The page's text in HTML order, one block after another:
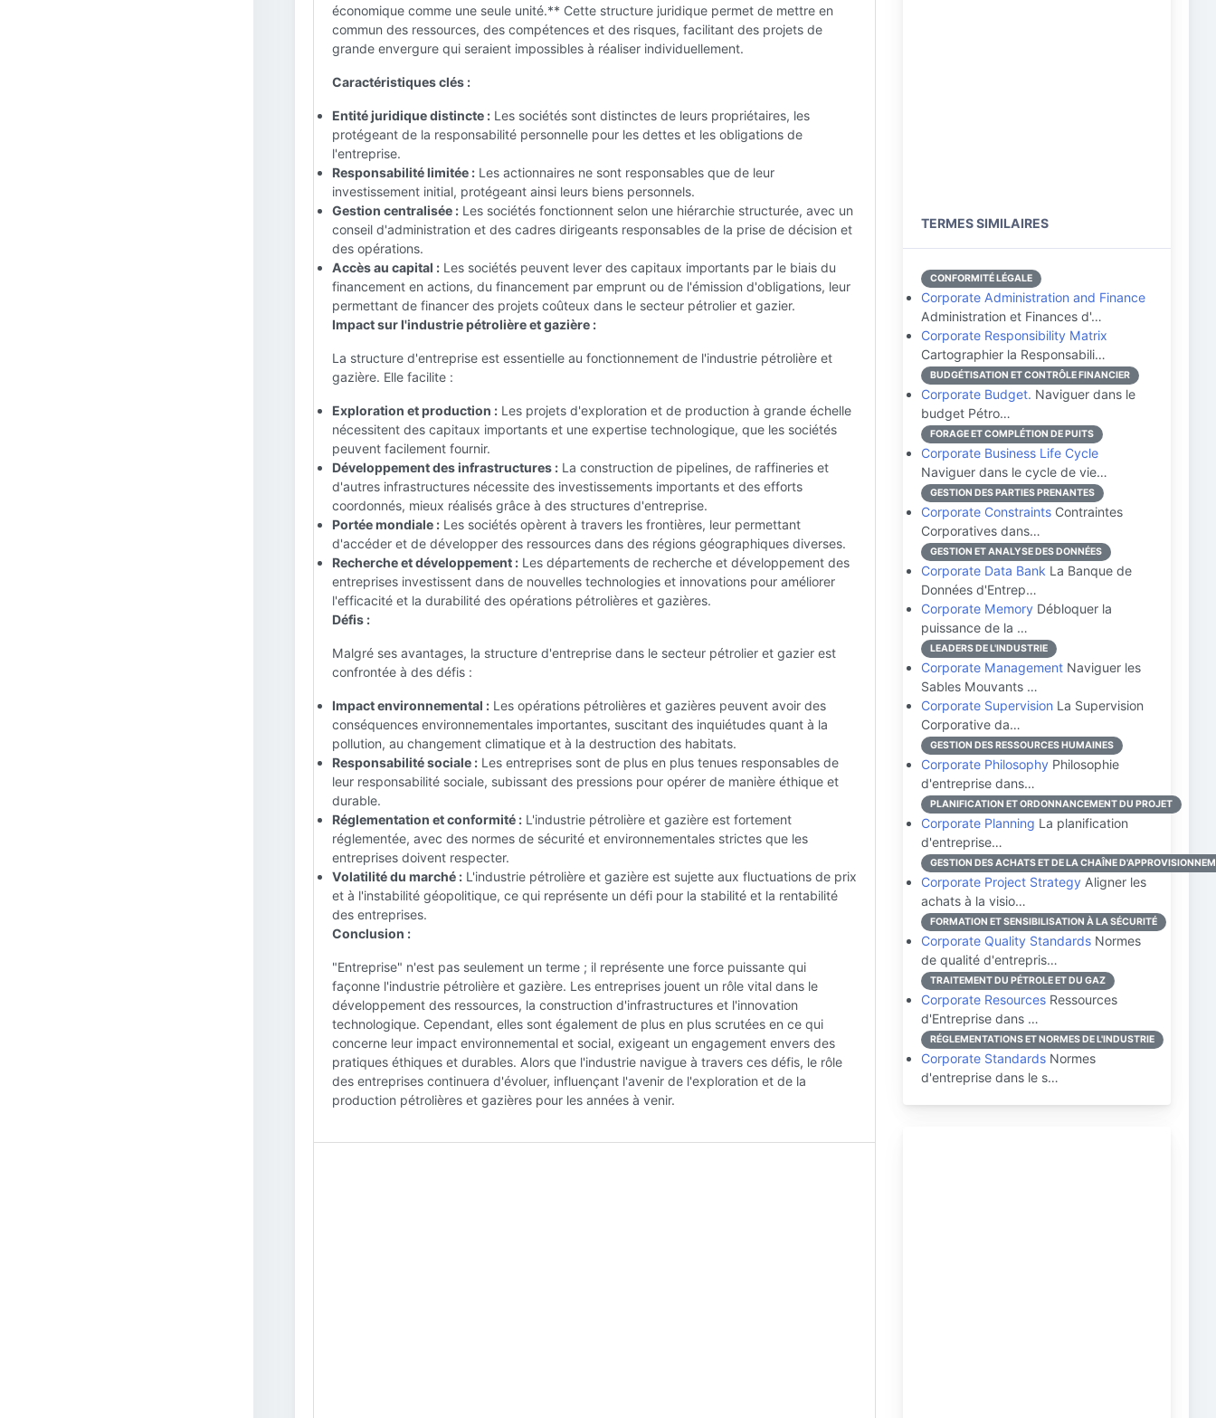
économique comme une seule unité.** Cette structure juridique permet de mettre en
commun des ressources, des compétences et des risques, facilitant des projets de
grande envergure qui seraient impossibles à réaliser individuellement.
Caractéristiques clés :
Entité juridique distincte : Les sociétés sont distinctes de leurs propriétaires, les
protégeant de la responsabilité personnelle pour les dettes et les obligations de
l'entreprise.
Responsabilité limitée : Les actionnaires ne sont responsables que de leur
investissement initial, protégeant ainsi leurs biens personnels.
Gestion centralisée : Les sociétés fonctionnent selon une hiérarchie structurée, avec un
conseil d'administration et des cadres dirigeants responsables de la prise de décision et
des opérations.
Accès au capital : Les sociétés peuvent lever des capitaux importants par le biais du
financement en actions, du financement par emprunt ou de l'émission d'obligations, leur
permettant de financer des projets coûteux dans le secteur pétrolier et gazier.
Impact sur l'industrie pétrolière et gazière :
La structure d'entreprise est essentielle au fonctionnement de l'industrie pétrolière et
gazière. Elle facilite :
Exploration et production : Les projets d'exploration et de production à grande échelle
nécessitent des capitaux importants et une expertise technologique, que les sociétés
peuvent facilement fournir.
Développement des infrastructures : La construction de pipelines, de raffineries et
d'autres infrastructures nécessite des investissements importants et des efforts
coordonnés, mieux réalisés grâce à des structures d'entreprise.
Portée mondiale : Les sociétés opèrent à travers les frontières, leur permettant
d'accéder et de développer des ressources dans des régions géographiques diverses.
Recherche et développement : Les départements de recherche et développement des
entreprises investissent dans de nouvelles technologies et innovations pour améliorer
l'efficacité et la durabilité des opérations pétrolières et gazières.
Défis :
Malgré ses avantages, la structure d'entreprise dans le secteur pétrolier et gazier est
confrontée à des défis :
Impact environnemental : Les opérations pétrolières et gazières peuvent avoir des
conséquences environnementales importantes, suscitant des inquiétudes quant à la
pollution, au changement climatique et à la destruction des habitats.
Responsabilité sociale : Les entreprises sont de plus en plus tenues responsables de
leur responsabilité sociale, subissant des pressions pour opérer de manière éthique et
durable.
Réglementation et conformité : L'industrie pétrolière et gazière est fortement
réglementée, avec des normes de sécurité et environnementales strictes que les
entreprises doivent respecter.
Volatilité du marché : L'industrie pétrolière et gazière est sujette aux fluctuations de prix
et à l'instabilité géopolitique, ce qui représente un défi pour la stabilité et la rentabilité
des entreprises.
Conclusion :
"Entreprise" n'est pas seulement un terme ; il représente une force puissante qui
façonne l'industrie pétrolière et gazière. Les entreprises jouent un rôle vital dans le
développement des ressources, la construction d'infrastructures et l'innovation
technologique. Cependant, elles sont également de plus en plus scrutées en ce qui
concerne leur impact environnemental et social, exigeant un engagement envers des
pratiques éthiques et durables. Alors que l'industrie navigue à travers ces défis, le rôle
des entreprises continuera d'évoluer, influençant l'avenir de l'exploration et de la
production pétrolières et gazières pour les années à venir.
TERMES SIMILAIRES
CONFORMITÉ LÉGALE
Corporate Administration and Finance
Administration et Finances d'…
Corporate Responsibility Matrix
Cartographier la Responsabili…
BUDGÉTISATION ET CONTRÔLE FINANCIER
Corporate Budget. Naviguer dans le
budget Pétro…
FORAGE ET COMPLÉTION DE PUITS
Corporate Business Life Cycle
Naviguer dans le cycle de vie…
GESTION DES PARTIES PRENANTES
Corporate Constraints Contraintes
Corporatives dans…
GESTION ET ANALYSE DES DONNÉES
Corporate Data Bank La Banque de
Données d'Entrep…
Corporate Memory Débloquer la
puissance de la …
LEADERS DE L'INDUSTRIE
Corporate Management Naviguer les
Sables Mouvants …
Corporate Supervision La Supervision
Corporative da…
GESTION DES RESSOURCES HUMAINES
Corporate Philosophy Philosophie
d'entreprise dans…
PLANIFICATION ET ORDONNANCEMENT DU PROJET
Corporate Planning La planification
d'entreprise…
GESTION DES ACHATS ET DE LA CHAÎNE
Corporate Project Strategy Aligner les
achats à la visio…
FORMATION ET SENSIBILISATION À LA SÉCURITÉ
Corporate Quality Standards Normes
de qualité d'entrepris…
TRAITEMENT DU PÉTROLE ET DU GAZ
Corporate Resources Ressources
d'Entreprise dans …
RÉGLEMENTATIONS ET NORMES DE L'INDUSTRIE
Corporate Standards Normes
d'entreprise dans le s…